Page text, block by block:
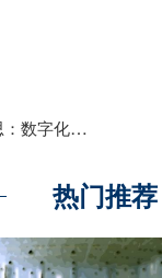
企业降本增效
热门推荐